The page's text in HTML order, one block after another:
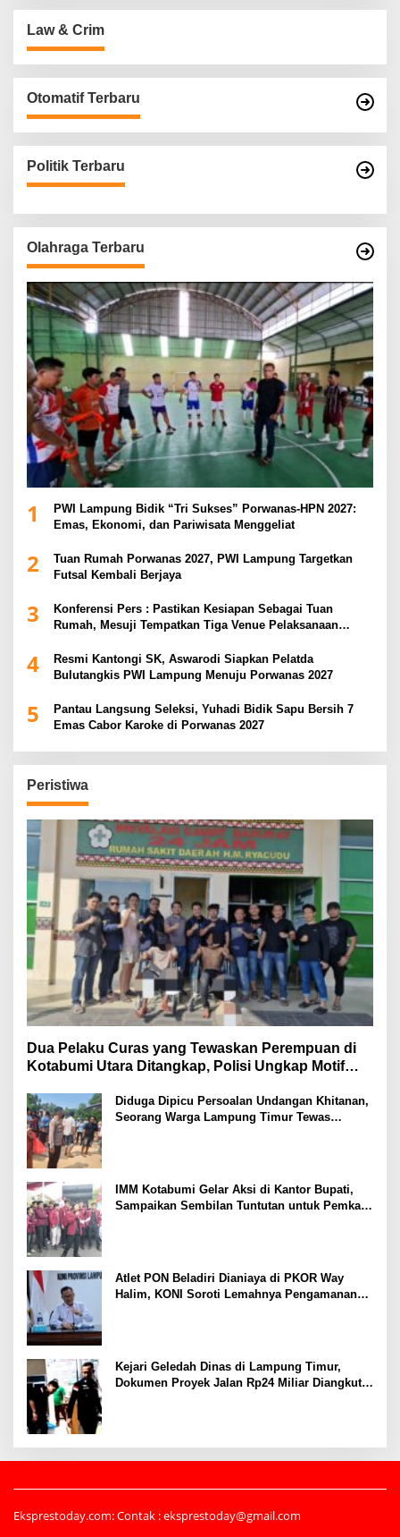
Law & Crim
Otomatif Terbaru
Politik Terbaru
Olahraga Terbaru
1
PWI Lampung Bidik “Tri Sukses” Porwanas-HPN 2027:
Emas, Ekonomi, dan Pariwisata Menggeliat
2
Tuan Rumah Porwanas 2027, PWI Lampung Targetkan
Futsal Kembali Berjaya
3
Konferensi Pers : Pastikan Kesiapan Sebagai Tuan
Rumah, Mesuji Tempatkan Tiga Venue Pelaksanaan
4
Resmi Kantongi SK, Aswarodi Siapkan Pelatda
Bulutangkis PWI Lampung Menuju Porwanas 2027
5
Pantau Langsung Seleksi, Yuhadi Bidik Sapu Bersih 7
Emas Cabor Karoke di Porwanas 2027
Peristiwa
Dua Pelaku Curas yang Tewaskan Perempuan di
Kotabumi Utara Ditangkap, Polisi Ungkap Motif
Diduga Dipicu Persoalan Undangan Khitanan,
Seorang Warga Lampung Timur Tewas
IMM Kotabumi Gelar Aksi di Kantor Bupati,
Sampaikan Sembilan Tuntutan untuk Pemkab
Atlet PON Beladiri Dianiaya di PKOR Way
Halim, KONI Soroti Lemahnya Pengamanan
Kejari Geledah Dinas di Lampung Timur,
Dokumen Proyek Jalan Rp24 Miliar Diangkut
Eksprestoday.com: Contak : eksprestoday@gmail.com